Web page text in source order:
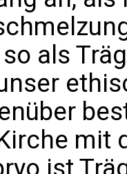
als
mit